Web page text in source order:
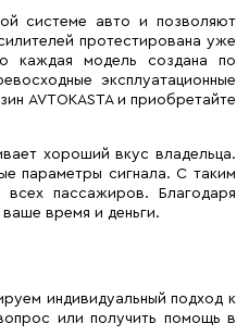
системе авто и позволяют
протестирована уже
каждая модель создана по
эксплуатационные
AVTOKASTA и приобретайте
хороший вкус владельца.
параметры сигнала. С таким
пассажиров. Благодаря
время и деньги.
индивидуальный подход к
или получить помощь в